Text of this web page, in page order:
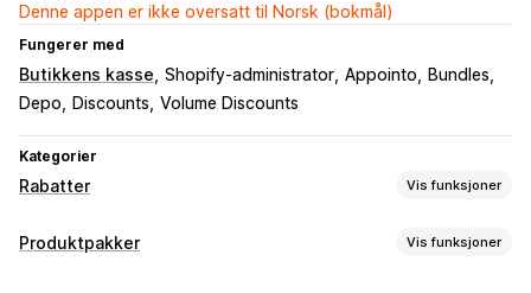
Denne appen er ikke oversatt til Norsk (bokmål)
Fungerer med
Butikkens kasse Shopify-administrator Appointo
Bundles
Depo
Discounts Volume Discounts
Kategorier
Rabatter Vis funksjoner
Rabattyper
Produktpakker Vis funksjoner